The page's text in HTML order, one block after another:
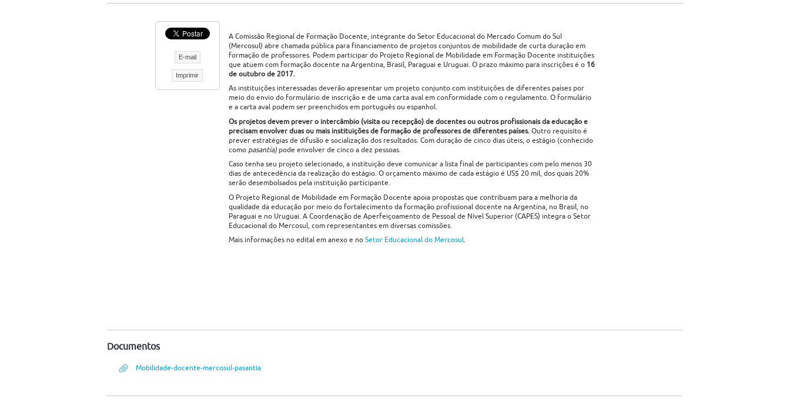
E-mail
Imprimir
A Comissão Regional de Formação Docente, integrante do Setor Educacional do Mercado Comum do Sul
(Mercosul) abre chamada pública para financiamento de projetos conjuntos de mobilidade de curta duração em
formação de professores. Podem participar do Projeto Regional de Mobilidade em Formação Docente instituições
que atuem com formação docente na Argentina, Brasil, Paraguai e Uruguai. O prazo máximo para inscrições é o 16
de outubro de 2017.
As instituições interessadas deverão apresentar um projeto conjunto com instituições de diferentes países por
meio do envio do formulário de inscrição e de uma carta aval em conformidade com o regulamento. O formulário
e a carta aval podem ser preenchidos em português ou espanhol.
Os projetos devem prever o intercâmbio (visita ou recepção) de docentes ou outros profissionais da educação e
precisam envolver duas ou mais instituições de formação de professores de diferentes países.Outro requisito é
prever estratégias de difusão e socialização dos resultados. Com duração de cinco dias úteis, o estágio (conhecido
como pasantía)pode envolver de cinco a dez pessoas.
Caso tenha seu projeto selecionado, a instituição deve comunicar a lista final de participantes com pelo menos 30
dias de antecedência da realização do estágio. O orçamento máximo de cada estágio é US$ 20 mil, dos quais 20%
serão desembolsados pela instituição participante.
O Projeto Regional de Mobilidade em Formação Docente apoia propostas que contribuam para a melhoria da
qualidade da educação por meio do fortalecimento da formação profissional docente na Argentina, no Brasil, no
Paraguai e no Uruguai. A Coordenação de Aperfeiçoamento de Pessoal de Nível Superior (CAPES) integra o Setor
Educacional do Mercosul, com representantes em diversas comissões.
Mais informações no edital em anexo e no Setor Educacional do Mercosul.
Documentos
Mobilidade-docente-mercosul-pasantia